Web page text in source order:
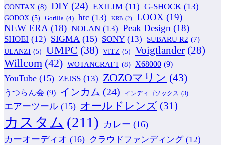
CONTAX (8) DIY (24) EXILIM (11) G-SHOCK (13)
GODOX (5) Gorilla (4) htc (13) KRB (2) LOOX (19)
NEW ERA (18) NOLAN (13) Peak Design (18)
SHOEI (12) SIGMA (15) SONY (13) SUBARU R2 (7)
ULANZI (5) UMPC (38) VITZ (5) Voigtlander (28)
Willcom (42) WOTANCRAFT (8) X68000 (9)
YouTube (15) ZEISS (13) ZOZOマリン (43)
うつらん会 (9) インカム (24) インディゴソックス (3)
エアーツール (15) オールドレンズ (31)
カスタム (211) カレー (16)
カーオーディオ (16) クラウドファンディング (12)